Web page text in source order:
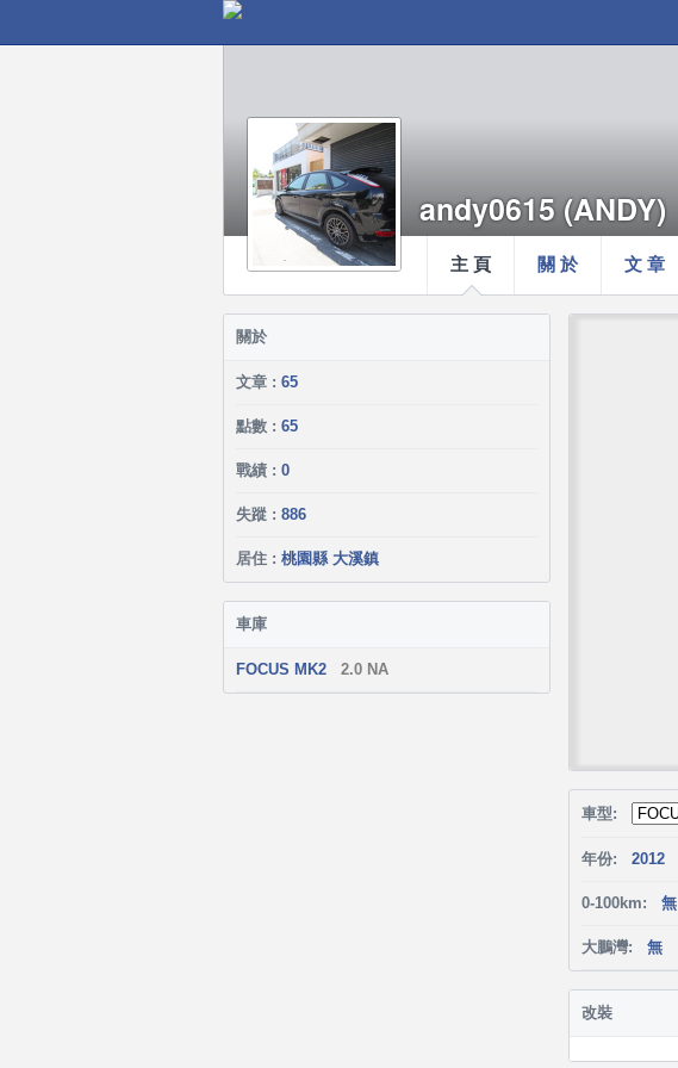
主 頁 關 於 文 章
andy0615 (ANDY)
關於
文章 : 65
點數 : 65
戰績 : 0
失蹤 : 886
居住 : 桃園縣 大溪鎮
車庫
FOCUS MK2 2.0 NA
車型:
年份: 2012
0-100km: 無
大鵬灣: 無
改裝